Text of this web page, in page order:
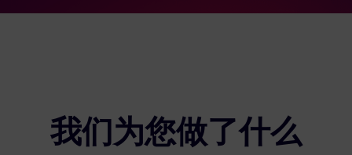
我们为您做了什么